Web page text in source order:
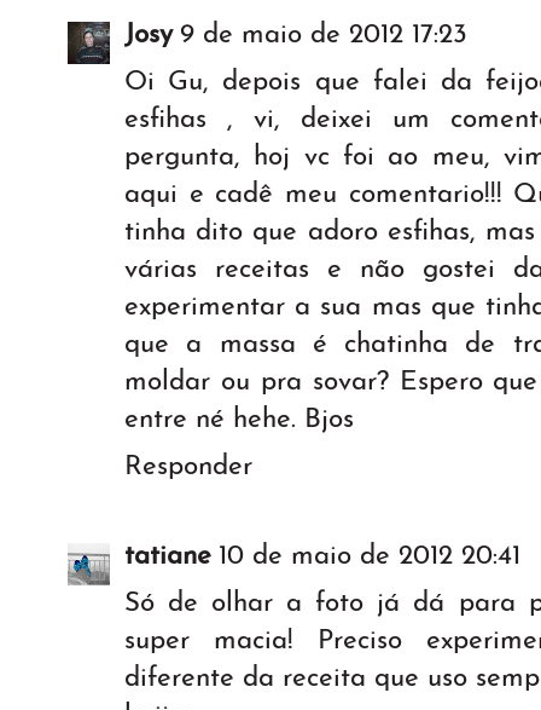
Josy 9 de maio de 2012 17:23
Oi Gu, depois que falei da
esfihas , vi, deixei um
pergunta, hoj vc foi ao meu,
aqui e cadê meu comentario!!!
tinha dito que adoro esfihas,
várias receitas e não gostei
experimentar a sua mas que
que a massa é chatinha de
moldar ou pra sovar? Espero
entre né hehe. Bjos
Responder
tatiane 10 de maio de 2012 20:41
Só de olhar a foto já dá para
super macia! Preciso
diferente da receita que uso